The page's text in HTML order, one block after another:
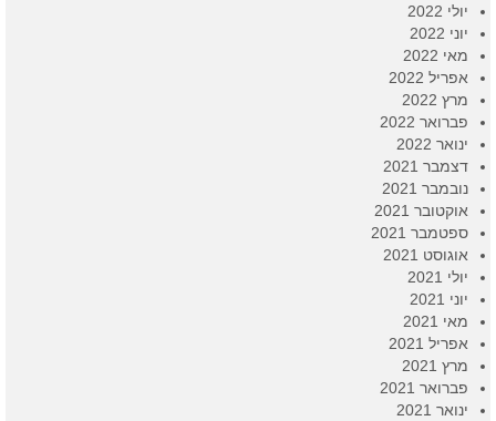
יולי 2022
יוני 2022
מאי 2022
אפריל 2022
מרץ 2022
פברואר 2022
ינואר 2022
דצמבר 2021
נובמבר 2021
אוקטובר 2021
ספטמבר 2021
אוגוסט 2021
יולי 2021
יוני 2021
מאי 2021
אפריל 2021
מרץ 2021
פברואר 2021
ינואר 2021